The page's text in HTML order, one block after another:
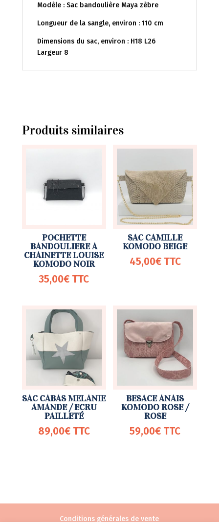
Modèle : Sac bandoulière Maya zèbre
Longueur de la sangle, environ : 110 cm
Dimensions du sac, environ : H18 L26
Largeur 8
Produits similaires
POCHETTE
BANDOULIERE A
CHAINETTE LOUISE
KOMODO NOIR
35,00€ TTC
SAC CAMILLE
KOMODO BEIGE
45,00€ TTC
SAC CABAS MELANIE
AMANDE / ECRU
PAILLETÉ
89,00€ TTC
BESACE ANAIS
KOMODO ROSE /
ROSE
59,00€ TTC
Conditions générales de vente